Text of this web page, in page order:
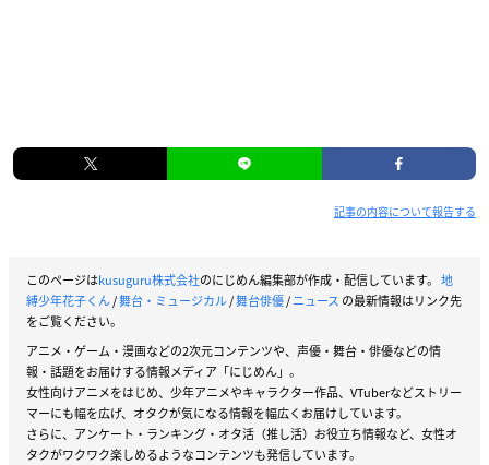
記事の内容について報告する
このページはkusuguru株式会社のにじめん編集部が作成・配信しています。 地
縛少年花子くん/舞台・ミュージカル/舞台俳優/ニュース の最新情報はリンク先
をご覧ください。
アニメ・ゲーム・漫画などの2次元コンテンツや、声優・舞台・俳優などの情
報・話題をお届けする情報メディア「にじめん」。
女性向けアニメをはじめ、少年アニメやキャラクター作品、VTuberなどストリー
マーにも幅を広げ、オタクが気になる情報を幅広くお届けしています。
さらに、アンケート・ランキング・オタ活（推し活）お役立ち情報など、女性オ
タクがワクワク楽しめるようなコンテンツも発信しています。